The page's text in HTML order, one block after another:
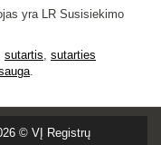
yra LR Susisiekimo
sutartis sutarties
© VĮ Registrų